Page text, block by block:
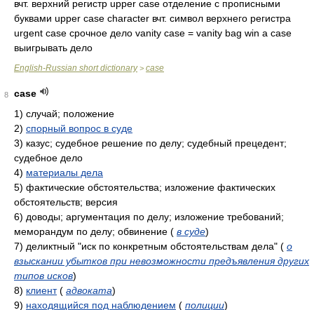
вчт. верхний регистр upper case отделение с прописными
буквами upper case character вчт. символ верхнего регистра
urgent case срочное дело vanity case = vanity bag win a case
выигрывать дело
English-Russian short dictionary> case
8
case
1) случай; положение
2) спорный вопрос в суде
3) казус; судебное решение по делу; судебный прецедент;
судебное дело
4) материалы дела
5) фактические обстоятельства; изложение фактических
обстоятельств; версия
6) доводы; аргументация по делу; изложение требований;
меморандум по делу; обвинение ( в суде)
7) деликтный "иск по конкретным обстоятельствам дела" ( о
взыскании убытков при невозможности предъявления других
типов исков)
8) клиент ( адвоката)
9) находящийся под наблюдением ( полиции)